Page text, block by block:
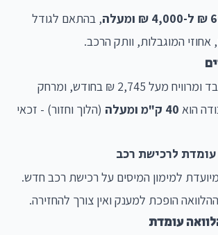
, בהתאם לגודל
המוגבלות, וותק הרכב.
מוגבל בניידות העובד ומרוויח מעל 2,745 ₪ בחודש, ומרחק
הוא 40 ק"מ ומעלה
(הלוך וחזור) - זכאי
לרכישת רכב
למימון המיסים על רכישת רכב חדש.
הופכת למענק ואין צורך להחזירה.
עומדת